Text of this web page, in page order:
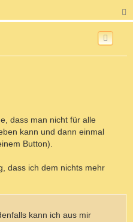
a
dass man nicht für alle
kann und dann einmal
Button).
dass ich dem nichts mehr
kann ich aus mir